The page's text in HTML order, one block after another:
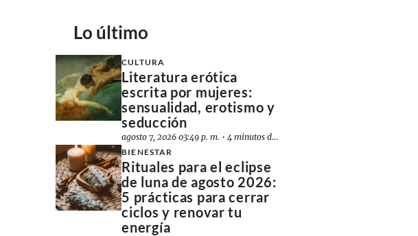
Lo último
CULTURA
Literatura erótica
escrita por mujeres:
sensualidad, erotismo y
seducción
agosto 7, 2026 03:49 p. m. •4 minutos de lectura
BIENESTAR
Rituales para el eclipse
de luna de agosto 2026:
5 prácticas para cerrar
ciclos y renovar tu
energía